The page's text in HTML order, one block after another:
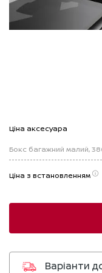
Ціна аксесуара
Бокс багажний малий,
Ціна з встановленням
Варіанти